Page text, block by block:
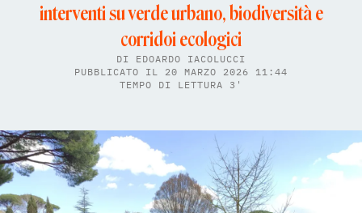
interventi su verde urbano, biodiversità e
corridoi ecologici
DI EDOARDO IACOLUCCI
PUBBLICATO IL 20 MARZO 2026 11:44
TEMPO DI LETTURA 3'